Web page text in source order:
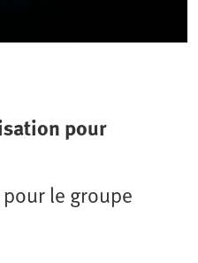
pour
le groupe